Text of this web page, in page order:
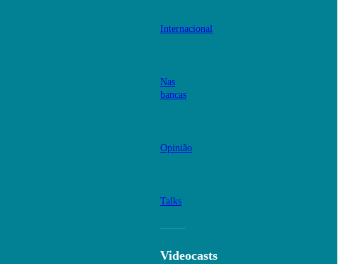
Internacional
Nas
bancas
Opinião
Talks
Videocasts